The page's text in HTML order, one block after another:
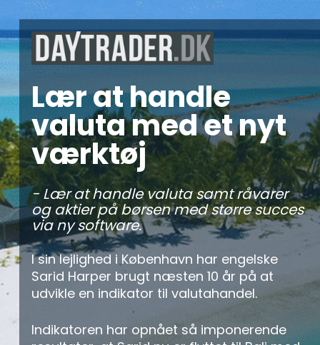
Lær at handle
valuta med et nyt
værktøj
- Lær at handle valuta samt råvarer
og aktier på børsen med større succes
via ny software.
I sin lejlighed i København har engelske
Sarid Harper brugt næsten 10 år på at
udvikle en indikator til valutahandel.
Indikatoren har opnået så imponerende